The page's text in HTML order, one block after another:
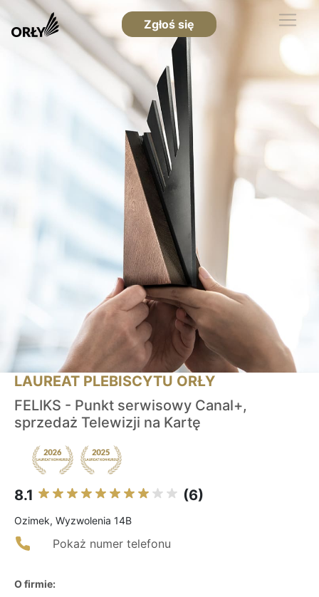
Zgłoś się
LAUREAT PLEBISCYTU ORŁY
FELIKS - Punkt serwisowy Canal+,
sprzedaż Telewizji na Kartę
8.1 (6)
Ozimek, Wyzwolenia 14B
Pokaż numer telefonu
O firmie: